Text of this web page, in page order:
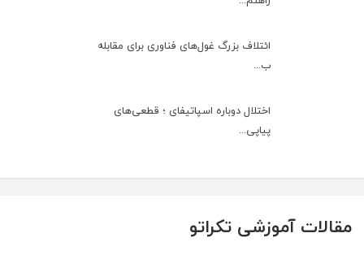
ائتلاف بزرگ غول‌های فناوری برای مقابله
ب...
اختلال دوباره اسپاتیفای ؛ قطعی‌های
پیاپی...
مقالات آموزشی تکراتو